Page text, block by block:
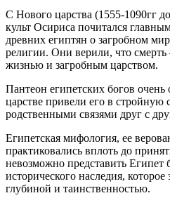
С Нового царства (1555-1090гг
культ Осириса почитался
древних египтян о загробном
религии. Они верили, что
жизнью и загробным царством.
Пантеон египетских богов
царстве привели его в стройную
родственными связями друг с
Египетская мифология, ее
практиковались вплоть до
невозможно представить Египет
исторического наследия, которое
глубиной и таинственностью.